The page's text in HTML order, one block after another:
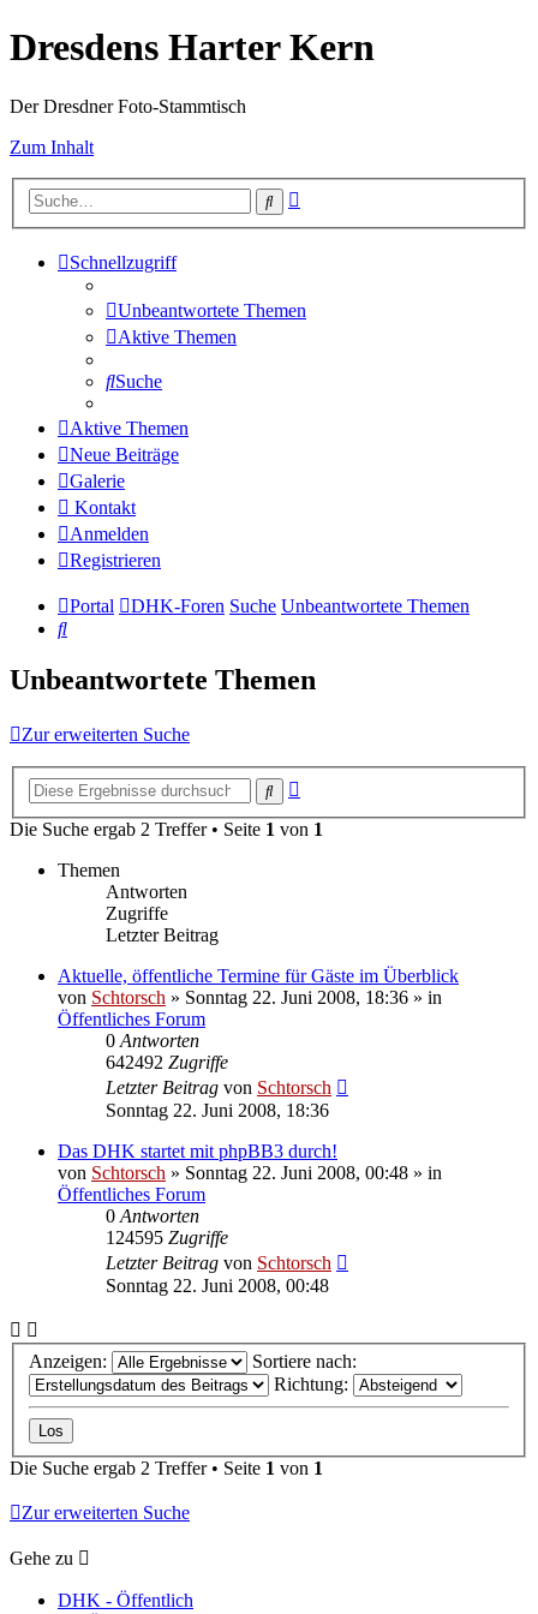
Dresdens Harter Kern
Der Dresdner Foto-Stammtisch
Zum Inhalt
Suche
Schnellzugriff
Unbeantwortete Themen
Aktive Themen
Suche
Aktive Themen
Neue Beiträge
Galerie
Kontakt
Anmelden
Registrieren
Portal DHK-Foren Suche Unbeantwortete Themen
Suche
Unbeantwortete Themen
Zur erweiterten Suche
Suche
Die Suche ergab 2 Treffer • Seite 1 von 1
Themen
Antworten
Zugriffe
Letzter Beitrag
Aktuelle, öffentliche Termine für Gäste im Überblick
von Schtorsch » Sonntag 22. Juni 2008, 18:36 » in
Öffentliches Forum
0 Antworten
642492 Zugriffe
Letzter Beitrag von Schtorsch
Sonntag 22. Juni 2008, 18:36
Das DHK startet mit phpBB3 durch!
von Schtorsch » Sonntag 22. Juni 2008, 00:48 » in
Öffentliches Forum
0 Antworten
124595 Zugriffe
Letzter Beitrag von Schtorsch
Sonntag 22. Juni 2008, 00:48
Anzeigen:
Sortiere nach:
Richtung:
Die Suche ergab 2 Treffer • Seite 1 von 1
Zur erweiterten Suche
Gehe zu
DHK - Öffentlich